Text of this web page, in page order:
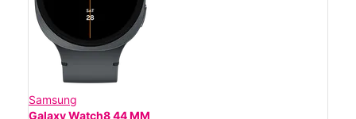
Samsung
Galaxy Watch8 44 MM